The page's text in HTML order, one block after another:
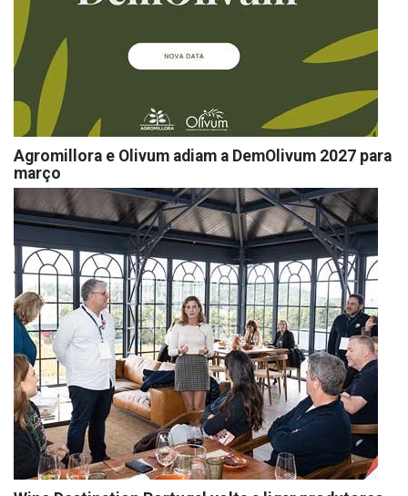
Agromillora e Olivum adiam a DemOlivum 2027 para
março